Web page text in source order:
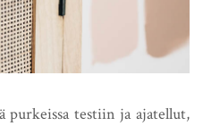
purkeissa testiin ja ajatellut,